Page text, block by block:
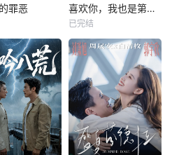
罪恶 喜欢你，我也是第一部
已完结